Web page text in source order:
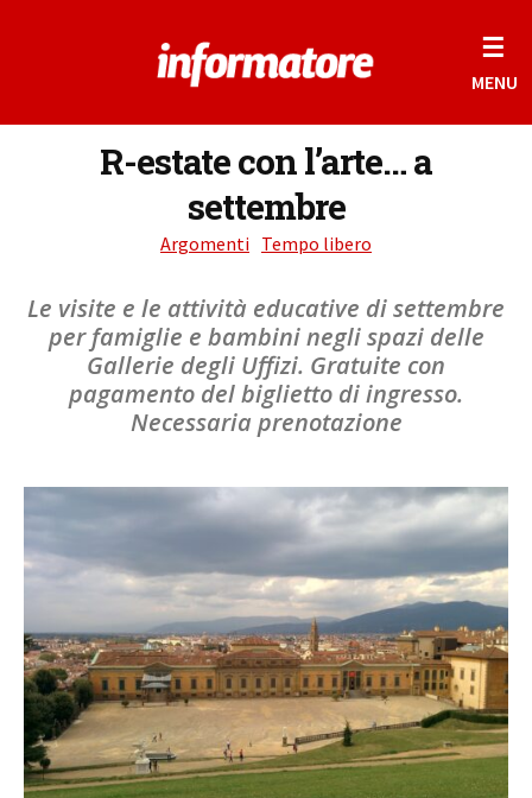
☰
MENU
R-estate con l’arte… a
settembre
Argomenti Tempo libero
Le visite e le attività educative di settembre
per famiglie e bambini negli spazi delle
Gallerie degli Uffizi. Gratuite con
pagamento del biglietto di ingresso.
Necessaria prenotazione